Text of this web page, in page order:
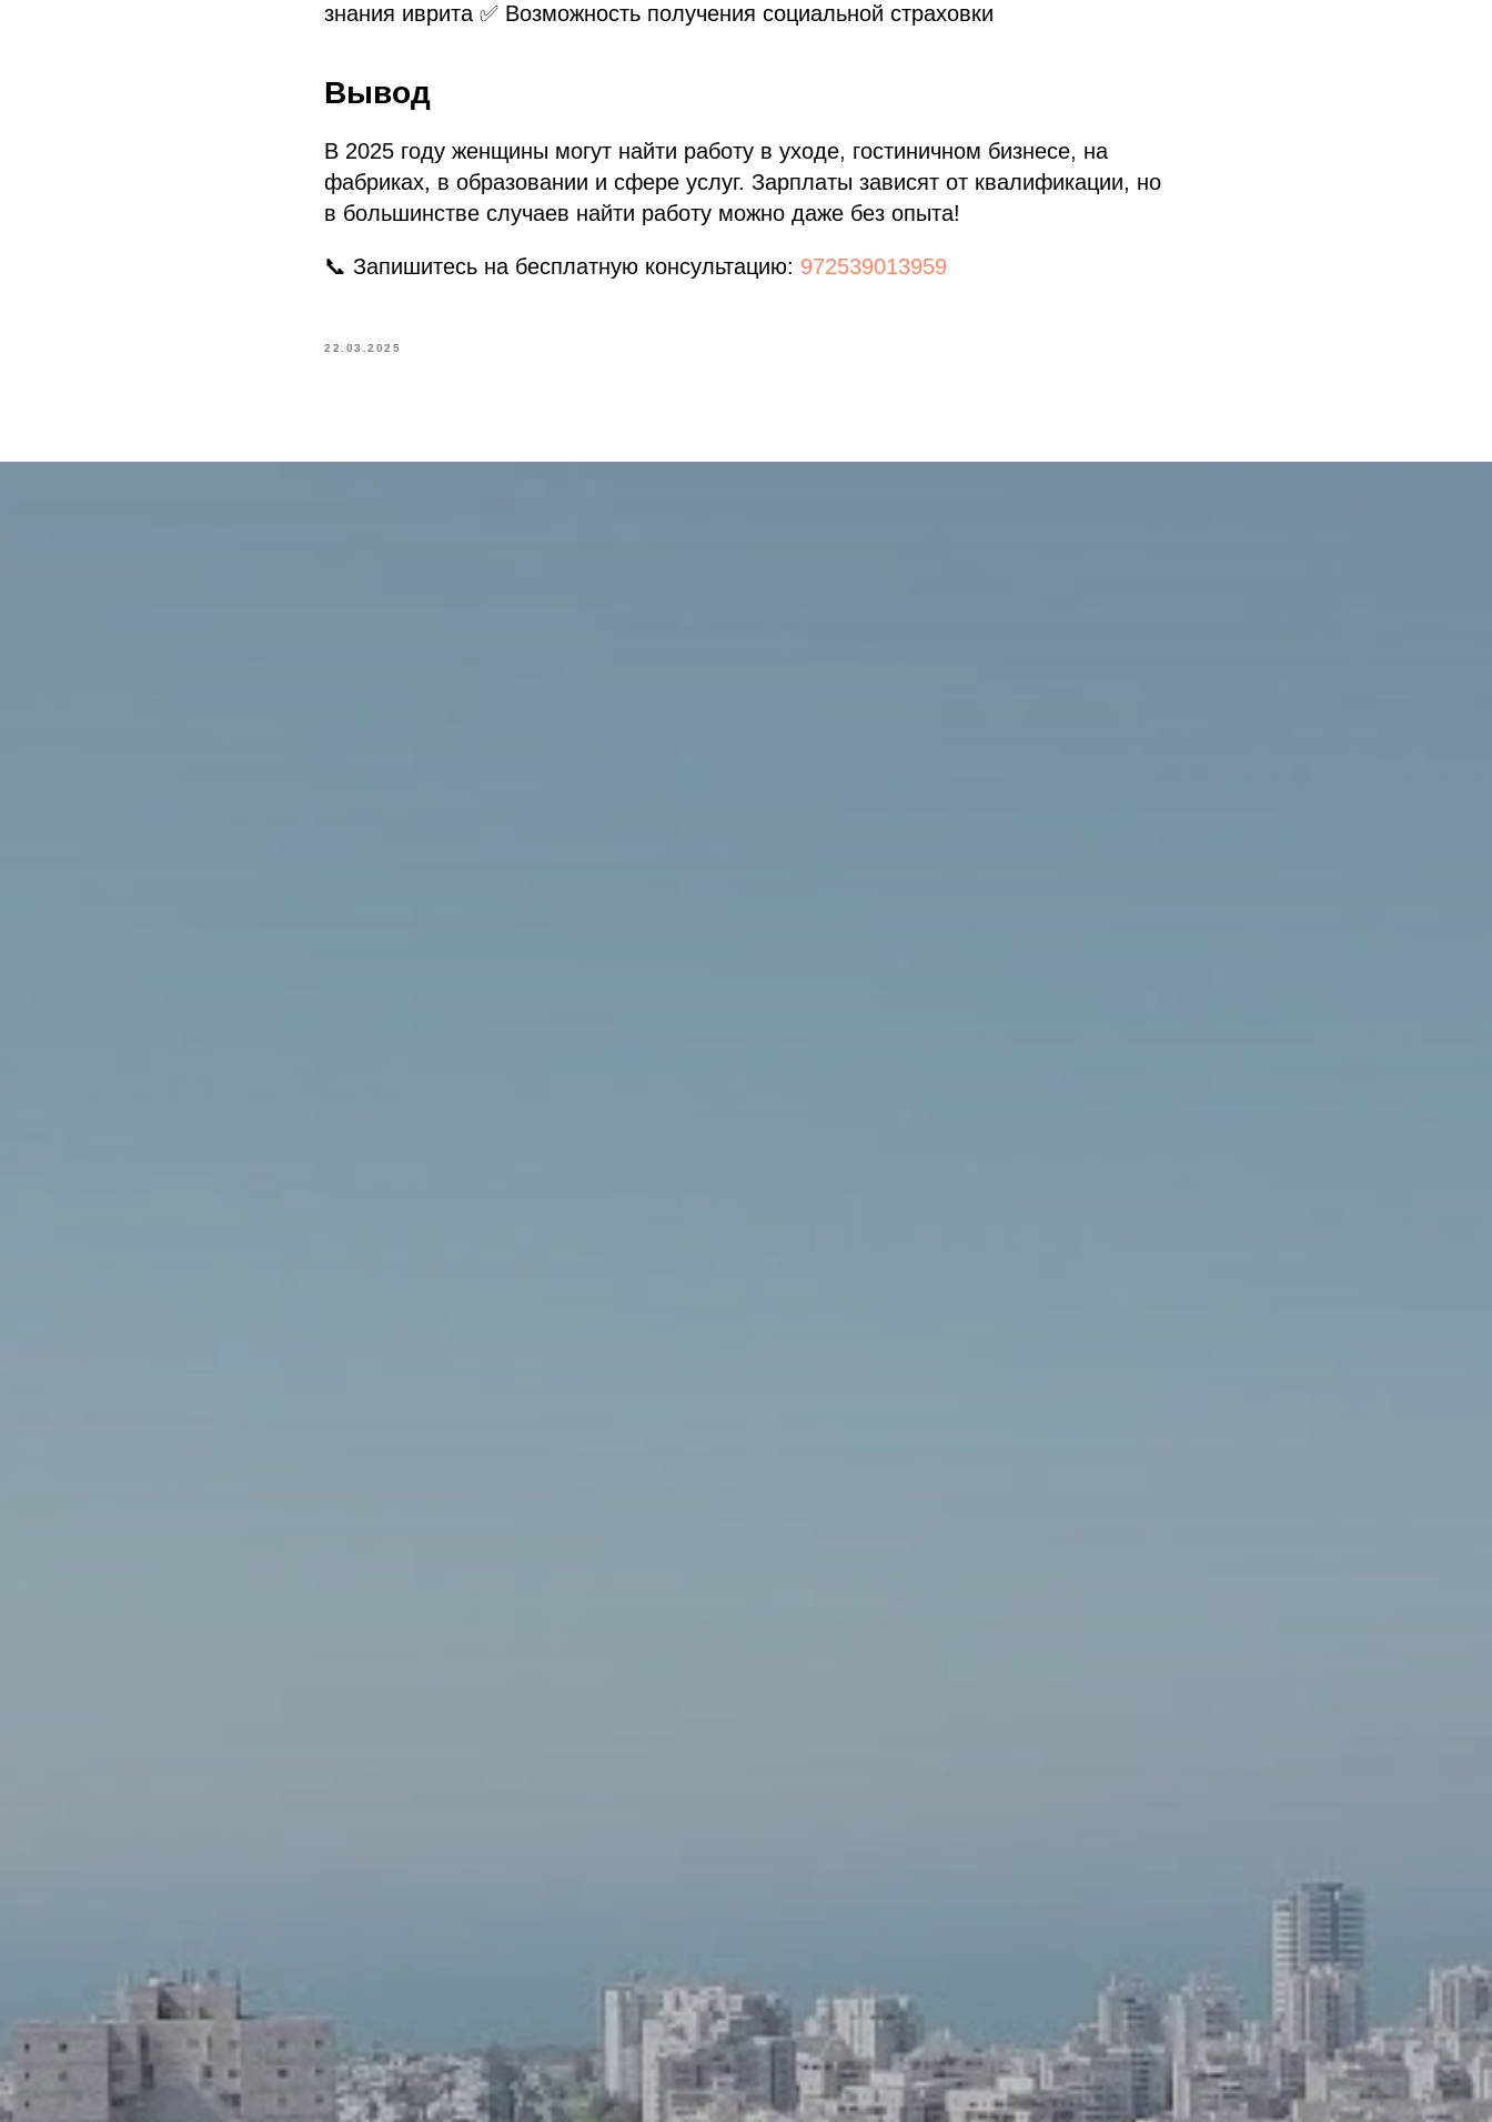
знания иврита ✅ Возможность получения социальной страховки
Вывод
В 2025 году женщины могут найти работу в уходе, гостиничном бизнесе, на
фабриках, в образовании и сфере услуг. Зарплаты зависят от квалификации, но
в большинстве случаев найти работу можно даже без опыта!
📞 Запишитесь на бесплатную консультацию: 972539013959
22.03.2025